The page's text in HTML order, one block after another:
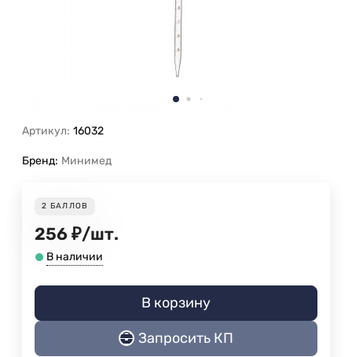
Артикул: 16032
Бренд: Минимед
2 БАЛЛОВ
256 ₽/шт.
В наличии
В корзину
Запросить КП